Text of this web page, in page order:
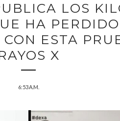
LOS
HA
ESTA
X
6:53 A.M.